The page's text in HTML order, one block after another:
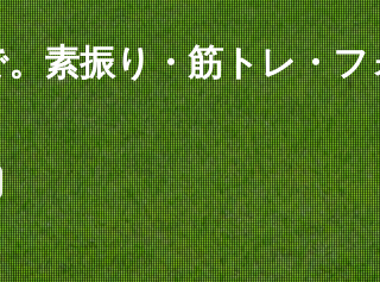
素振り・筋トレ・